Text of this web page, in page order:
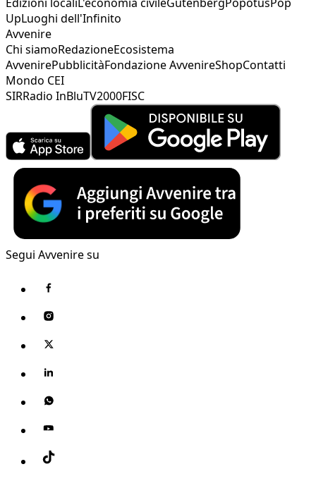
UpLuoghi dell'Infinito
Avvenire
Chi siamoRedazioneEcosistema
AvvenirePubblicitàFondazione AvvenireShopContatti
Mondo CEI
SIRRadio InBluTV2000FISC
Segui Avvenire su